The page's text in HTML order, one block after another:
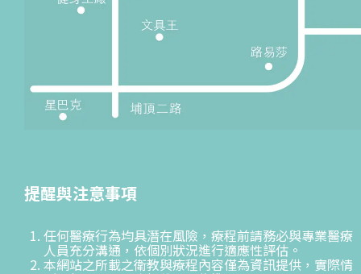
提醒與注意事項
任何醫療行為均具潛在風險，療程前請務必與專業醫療
人員充分溝通，依個別狀況進行適應性評估。
本網站之所載之衛教與療程內容僅為資訊提供，實際情